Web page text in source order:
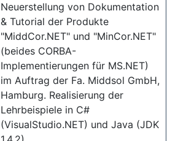
Neuerstellung von Dokumentation
& Tutorial der Produkte
"MiddCor.NET" und "MinCor.NET"
(beides CORBA-
Implementierungen für MS.NET)
im Auftrag der Fa. Middsol GmbH,
Hamburg. Realisierung der
Lehrbeispiele in C#
(VisualStudio.NET) und Java (JDK